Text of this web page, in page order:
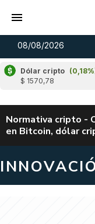
08/08/2026
Dólar cripto
$ 1570,78
(1,61%)
Normativa cripto -
en Bitcoin, dólar